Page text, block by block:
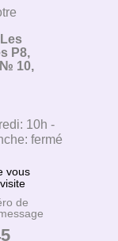
10h -
fermé
de
P8,
10,